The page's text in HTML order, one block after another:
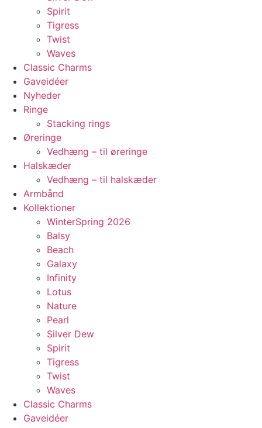
Spirit
Tigress
Twist
Waves
Classic Charms
Gaveidéer
Nyheder
Ringe
Stacking rings
Øreringe
Vedhæng – til øreringe
Halskæder
Vedhæng – til halskæder
Armbånd
Kollektioner
WinterSpring 2026
Balsy
Beach
Galaxy
Infinity
Lotus
Nature
Pearl
Silver Dew
Spirit
Tigress
Twist
Waves
Classic Charms
Gaveidéer